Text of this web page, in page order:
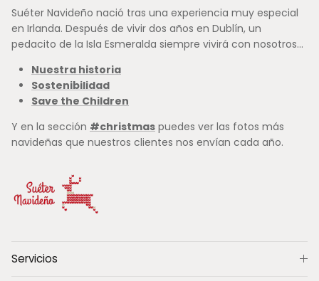
Suéter Navideño nació tras una experiencia muy especial
en Irlanda. Después de vivir dos años en Dublín, un
pedacito de la Isla Esmeralda siempre vivirá con nosotros...
Nuestra historia
Sostenibilidad
Save the Children
Y en la sección #christmas puedes ver las fotos más
navideñas que nuestros clientes nos envían cada año.
Servicios